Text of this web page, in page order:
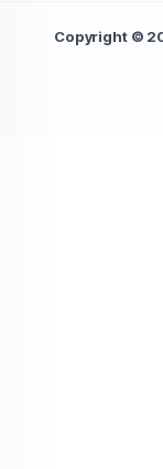
Copyright ©